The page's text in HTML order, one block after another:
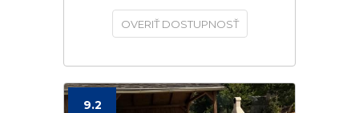
OVERIŤ DOSTUPNOSŤ
9.2